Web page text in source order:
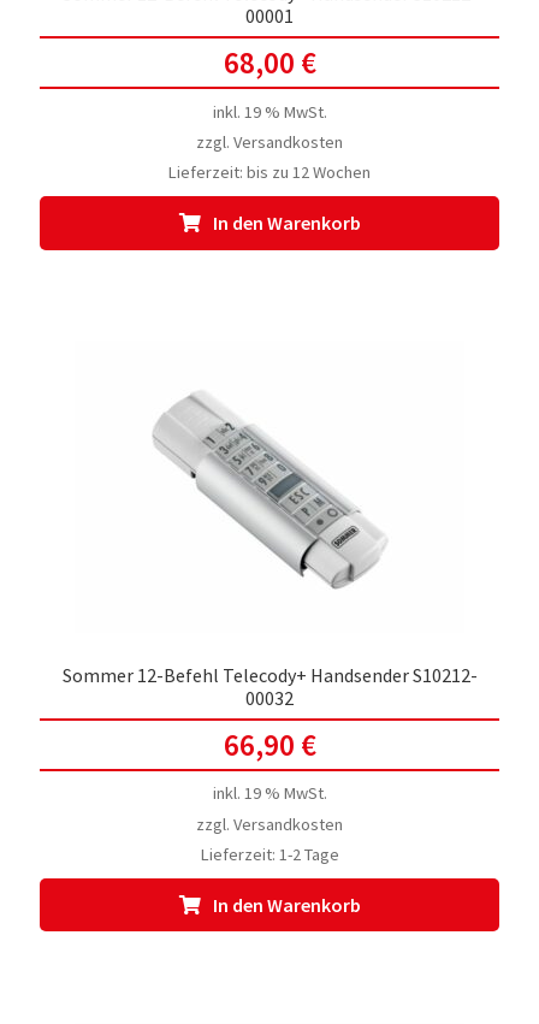
00001
68,00 €
inkl. 19 % MwSt.
zzgl. Versandkosten
Lieferzeit: bis zu 12 Wochen
In den Warenkorb
Sommer 12-Befehl Telecody+ Handsender S10212-
00032
66,90 €
inkl. 19 % MwSt.
zzgl. Versandkosten
Lieferzeit: 1-2 Tage
In den Warenkorb